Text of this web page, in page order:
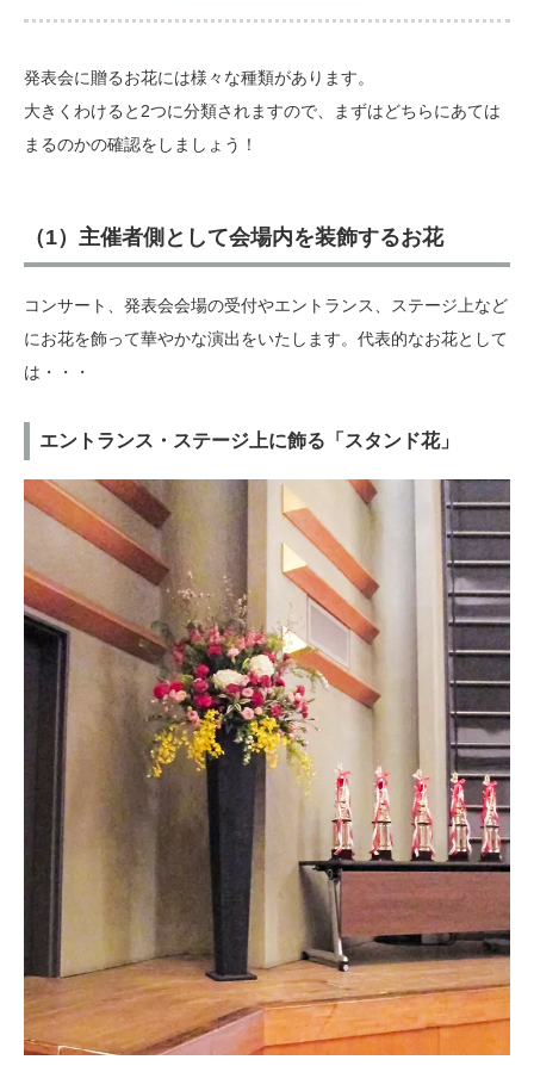
発表会に贈るお花には様々な種類があります。
大きくわけると2つに分類されますので、まずはどちらにあては
まるのかの確認をしましょう！
（1）主催者側として会場内を装飾するお花
コンサート、発表会会場の受付やエントランス、ステージ上など
にお花を飾って華やかな演出をいたします。代表的なお花として
は・・・
エントランス・ステージ上に飾る「スタンド花」